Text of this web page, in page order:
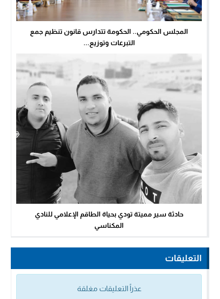
المجلس الحكومي.. الحكومة تتدارس قانون تنظيم جمع
التبرعات وتوزيع...
حادثة سير مميتة تودي بحياة الطاقم الإعلامي للنادي
المكناسي
التعليقات
عذراً التعليقات مغلقة